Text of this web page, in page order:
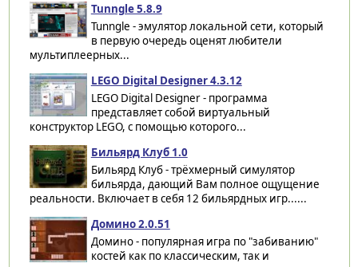
Tunngle 5.8.9
Tunngle - эмулятор локальной сети, который
в первую очередь оценят любители
мультиплеерных...
LEGO Digital Designer 4.3.12
LEGO Digital Designer - программа
представляет собой виртуальный
конструктор LEGO, с помощью которого...
Бильярд Клуб 1.0
Бильярд Клуб - трёхмерный симулятор
бильярда, дающий Вам полное ощущение
реальности. Включает в себя 12 бильярдных игр......
Домино 2.0.51
Домино - популярная игра по "забиванию"
костей как по классическим, так и